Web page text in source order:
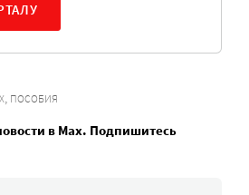
, ПОСОБИЯ
в Max. Подпишитесь